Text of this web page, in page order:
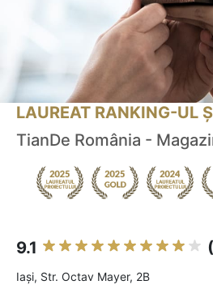
LAUREAT RANKING-UL
TianDe România -
9.1
Iaşi, Str. Octav Mayer, 2B